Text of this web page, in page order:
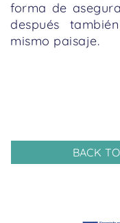
forma de
después
mismo paisaje.
BACK